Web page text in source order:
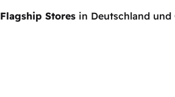
Flagship Storesin Deutschland und